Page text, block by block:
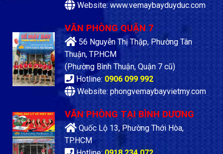
Website: www.vemaybayduyduc.com
VĂN PHÒNG QUẬN 7
56 Nguyễn Thị Thập, Phường Tân
Thuận, TP.HCM
(Phường Bình Thuận, Quận 7 cũ)
Hotline: 0906 099 992
Website: phongvemaybayvietmy.com
VĂN PHÒNG TẠI BÌNH DƯƠNG
Quốc Lộ 13, Phường Thới Hòa,
TP.HCM